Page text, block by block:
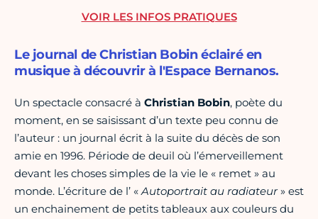
Le journal de Christian Bobin éclairé en
musique à découvrir à l'Espace Bernanos.
Un spectacle consacré à Christian Bobin, poète du
moment, en se saisissant d’un texte peu connu de
l’auteur : un journal écrit à la suite du décès de son
amie en 1996. Période de deuil où l’émerveillement
devant les choses simples de la vie le « remet » au
monde. L’écriture de l’ «Autoportrait au radiateur» est
un enchainement de petits tableaux aux couleurs du
VOIR LES INFOS PRATIQUES